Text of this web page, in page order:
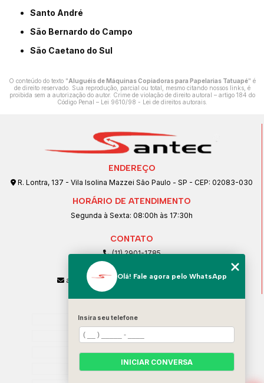
Santo André
São Bernardo do Campo
São Caetano do Sul
O conteúdo do texto "Aluguéis de Máquinas Copiadoras para Papelarias Tatuapé" é
de direito reservado. Sua reprodução, parcial ou total, mesmo citando nossos links, é
proibida sem a autorização do autor. Crime de violação de direito autoral – artigo 184 do
Código Penal – Lei 9610/98 - Lei de direitos autorais.
ENDEREÇO
R. Lontra, 137 - Vila Isolina Mazzei São Paulo - SP - CEP: 02083-030
HORÁRIO DE ATENDIMENTO
Segunda à Sexta: 08:00h às 17:30h
CONTATO
(11) 2901-1785
(11) 99239-1832
atendimento@santeccopiadoras.com.br
Home
Empresa
SERVIÇOS
Contato
Olá! Fale agora pelo WhatsApp
Insira seu telefone
INICIAR CONVERSA